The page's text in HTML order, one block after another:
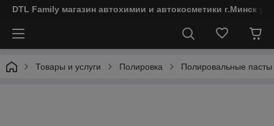
DTL Family магазин автохимии и автокосметики г.Минск
Товары и услуги Полировка Полировальные пасты